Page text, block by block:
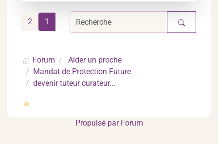
1
2
Forum
Aider un proche
Mandat de Protection Future
devenir tuteur curateur...
Propulsé par Forum